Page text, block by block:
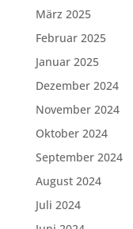
März 2025
Februar 2025
Januar 2025
Dezember 2024
November 2024
Oktober 2024
September 2024
August 2024
Juli 2024